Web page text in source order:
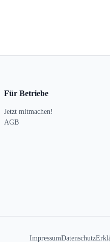
Für Betriebe
Jetzt mitmachen!
AGB
ImpressumDatenschutz